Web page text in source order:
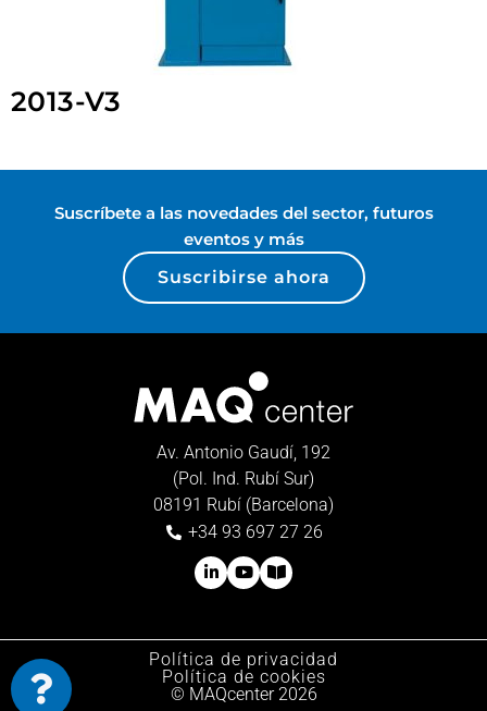
2013-V3
Suscríbete a las novedades del sector, futuros
eventos y más
Suscribirse ahora
Av. Antonio Gaudí, 192
(Pol. Ind. Rubí Sur)
08191 Rubí (Barcelona)
+34 93 697 27 26
Política de privacidad
© MAQcenter 2026
Política de cookies